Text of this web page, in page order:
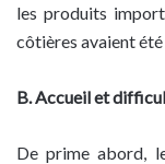
les produits
côtières avaient
B. Accueil et
De prime abord,